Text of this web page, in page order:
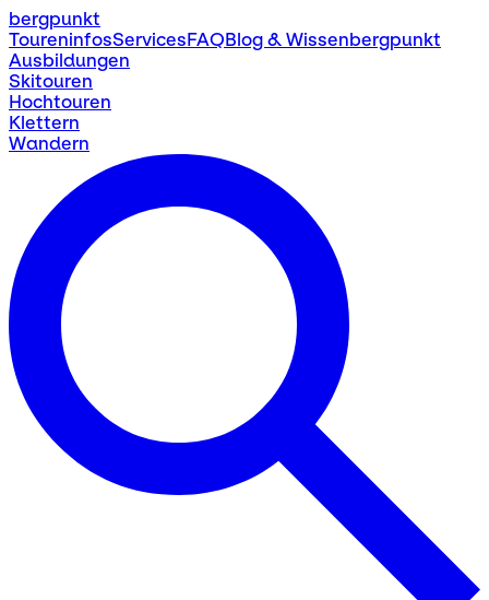
bergpunkt
ToureninfosServicesFAQBlog & Wissenbergpunkt
Ausbildungen
Skitouren
Hochtouren
Klettern
Wandern